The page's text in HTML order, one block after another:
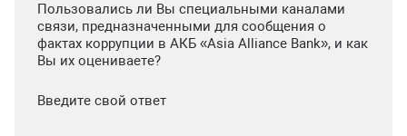
Пользовались ли Вы специальными каналами
связи, предназначенными для сообщения о
фактах коррупции в АКБ «Asia Alliance Bank», и как
Вы их оцениваете?
Введите свой ответ